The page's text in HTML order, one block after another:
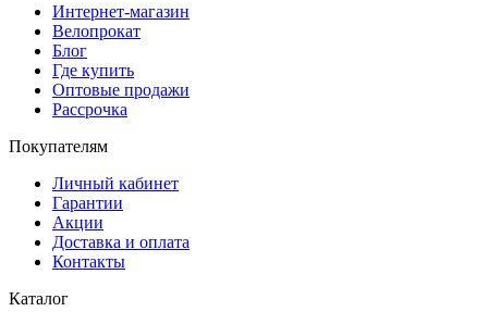
Интернет-магазин
Велопрокат
Блог
Где купить
Оптовые продажи
Рассрочка
Покупателям
Личный кабинет
Гарантии
Акции
Доставка и оплата
Контакты
Каталог